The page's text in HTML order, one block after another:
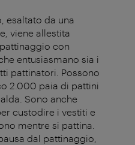
esaltato da una
viene allestita
con
entusiasmano sia i
pattinatori. Possono
2.000 paia di pattini
Sono anche
custodire i vestiti e
mentre si pattina.
dal pattinaggio,